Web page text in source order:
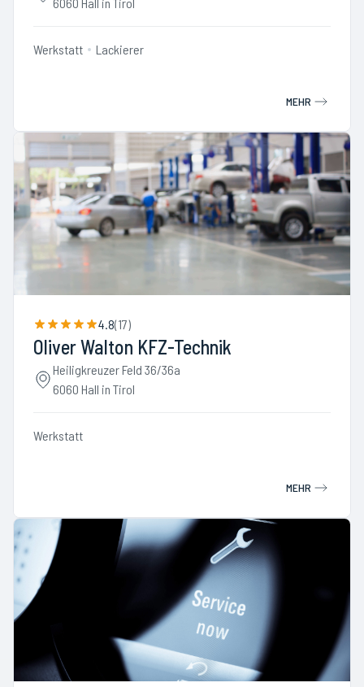
Werkstatt Lackierer
MEHR
4.8(17)
Oliver Walton KFZ-Technik
Heiligkreuzer Feld 36/36a
6060 Hall in Tirol
Werkstatt
MEHR